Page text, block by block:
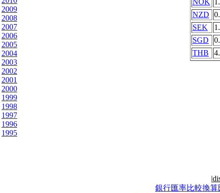
2009
2008
2007
2006
2005
2004
2003
2002
2001
2000
1999
1998
1997
1996
1995
NOK
NZD
SEK
SGD
THB
|
銀行匯率比較換算